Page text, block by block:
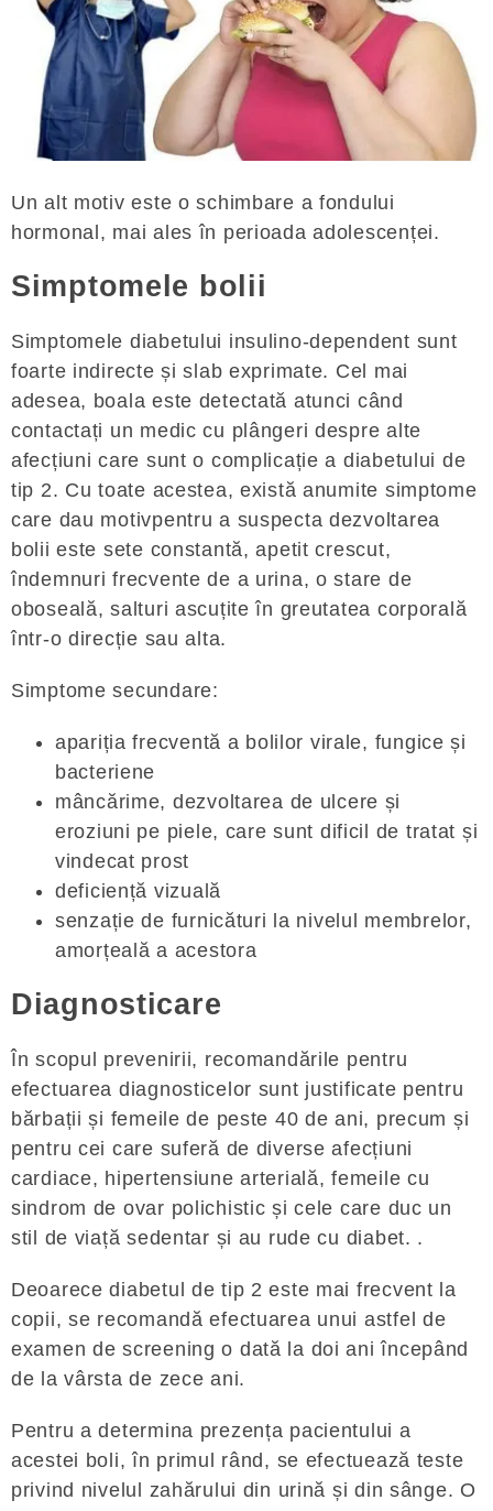
Un alt motiv este o schimbare a fondului
hormonal, mai ales în perioada adolescenței.
Simptomele bolii
Simptomele diabetului insulino-dependent sunt
foarte indirecte și slab exprimate. Cel mai
adesea, boala este detectată atunci când
contactați un medic cu plângeri despre alte
afecțiuni care sunt o complicație a diabetului de
tip 2. Cu toate acestea, există anumite simptome
care dau motivpentru a suspecta dezvoltarea
bolii este sete constantă, apetit crescut,
îndemnuri frecvente de a urina, o stare de
oboseală, salturi ascuțite în greutatea corporală
într-o direcție sau alta.
Simptome secundare:
apariția frecventă a bolilor virale, fungice și
bacteriene
mâncărime, dezvoltarea de ulcere și
eroziuni pe piele, care sunt dificil de tratat și
vindecat prost
deficiență vizuală
senzație de furnicături la nivelul membrelor,
amorțeală a acestora
Diagnosticare
În scopul prevenirii, recomandările pentru
efectuarea diagnosticelor sunt justificate pentru
bărbații și femeile de peste 40 de ani, precum și
pentru cei care suferă de diverse afecțiuni
cardiace, hipertensiune arterială, femeile cu
sindrom de ovar polichistic și cele care duc un
stil de viață sedentar și au rude cu diabet. .
Deoarece diabetul de tip 2 este mai frecvent la
copii, se recomandă efectuarea unui astfel de
examen de screening o dată la doi ani începând
de la vârsta de zece ani.
Pentru a determina prezența pacientului a
acestei boli, în primul rând, se efectuează teste
privind nivelul zahărului din urină și din sânge. O